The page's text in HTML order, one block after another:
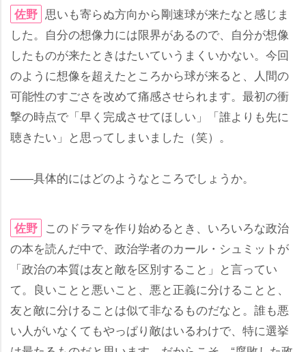
佐野 思いも寄らぬ方向から剛速球が来たなと感じま
した。自分の想像力には限界があるので、自分が想像
したものが来たときはたいていうまくいかない。今回
のように想像を超えたところから球が来ると、人間の
可能性のすごさを改めて痛感させられます。最初の衝
撃の時点で「早く完成させてほしい」「誰よりも先に
聴きたい」と思ってしまいました（笑）。
――具体的にはどのようなところでしょうか。
佐野 このドラマを作り始めるとき、いろいろな政治
の本を読んだ中で、政治学者のカール・シュミットが
「政治の本質は友と敵を区別すること」と言ってい
て。良いことと悪いこと、悪と正義に分けることと、
友と敵に分けることは似て非なるものだなと。誰も悪
い人がいなくてもやっぱり敵はいるわけで、特に選挙